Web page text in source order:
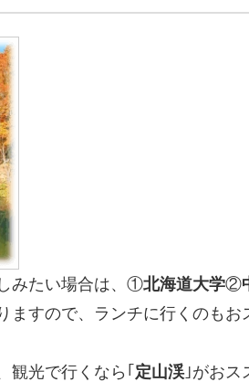
みたい場合は、①北海道大学②
ますので、ランチに行くのも
観光で行くなら｢ 定山渓｣がおス